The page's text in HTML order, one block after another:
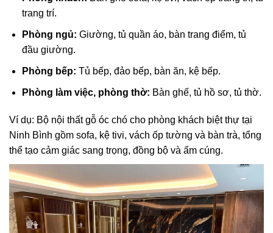
trang trí.
Phòng ngủ: Giường, tủ quần áo, bàn trang điểm, tủ
đầu giường.
Phòng bếp: Tủ bếp, đảo bếp, bàn ăn, kệ bếp.
Phòng làm việc, phòng thờ: Bàn ghế, tủ hồ sơ, tủ thờ.
Ví dụ: Bộ nội thất gỗ óc chó cho phòng khách biệt thự tại
Ninh Bình gồm sofa, kệ tivi, vách ốp tường và bàn trà, tổng
thể tạo cảm giác sang trọng, đồng bộ và ấm cúng.